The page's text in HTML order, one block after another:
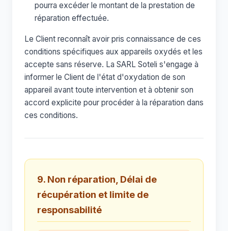
pourra excéder le montant de la prestation de
réparation effectuée.
Le Client reconnaît avoir pris connaissance de ces
conditions spécifiques aux appareils oxydés et les
accepte sans réserve. La SARL Soteli s'engage à
informer le Client de l'état d'oxydation de son
appareil avant toute intervention et à obtenir son
accord explicite pour procéder à la réparation dans
ces conditions.
9. Non réparation, Délai de
récupération et limite de
responsabilité